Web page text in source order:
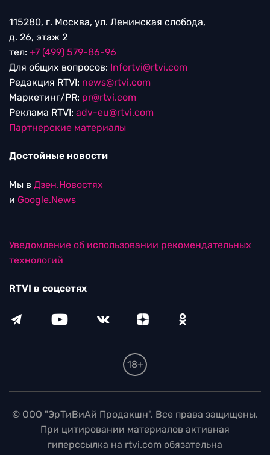
115280, г. Москва, ул. Ленинская слобода,
д. 26, этаж 2
тел: +7 (499) 579-86-96
Для общих вопросов: Infortvi@rtvi.com
Редакция RTVI: news@rtvi.com
Маркетинг/PR: pr@rtvi.com
Реклама RTVI: adv-eu@rtvi.com
Партнерские материалы
Достойные новости
Мы в Дзен.Новостях
и Google.News
Уведомление об использовании рекомендательных
технологий
RTVI в соцсетях
18+
© ООО "ЭрТиВиАй Продакшн". Все права защищены.
При цитировании материалов активная
гиперссылка на rtvi.com обязательна